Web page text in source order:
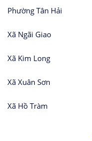
Phường Tân Hải
Xã Ngãi Giao
Xã Kim Long
Xã Xuân Sơn
Xã Hồ Tràm